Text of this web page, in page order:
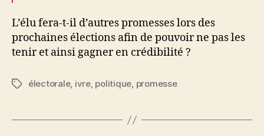
L’élu fera-t-il d’autres promesses lors des
prochaines élections afin de pouvoir ne pas les
tenir et ainsi gagner en crédibilité ?
Étiquettes
électorale, ivre, politique, promesse